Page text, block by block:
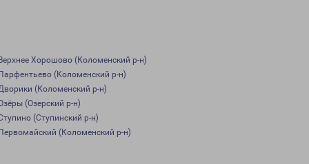
Хорошово (Коломенский р-н)
(Коломенский р-н)
(Коломенский р-н)
(Озерский р-н)
(Ступинский р-н)
(Коломенский р-н)